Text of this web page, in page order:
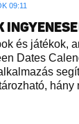
09:11
és játékok,
Dates
hány